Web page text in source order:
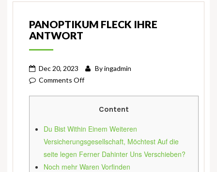
PANOPTIKUM FLECK IHRE
ANTWORT
Dec 20, 2023 Byingadmin
Comments Offon
Antwort
Content
Du Bist Within Einem Weiteren
Versicherungsgesellschaft, Möchtest Auf die
seite legen Ferner Dahinter Uns Verschieben?
Noch mehr Waren Vorfinden